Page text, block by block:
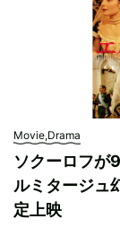
Movie,Drama
ソクーロフが
ルミタージュ
定上映